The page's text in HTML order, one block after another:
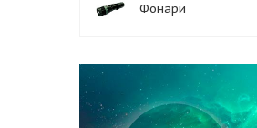
Фонари